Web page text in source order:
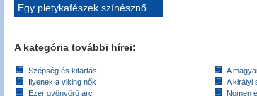
Egy pletykafészek színésznő
A kategória további hírei:
Szépség és kitartás
Ilyenek a viking nők
Ezer gyönyörű arc
A
A királyi
Nomen